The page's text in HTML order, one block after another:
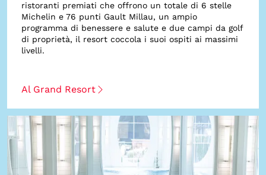
ristoranti premiati che offrono un totale di 6 stelle
Michelin e 76 punti Gault Millau, un ampio
programma di benessere e salute e due campi da golf
di proprietà, il resort coccola i suoi ospiti ai massimi
livelli.
Al Grand Resort